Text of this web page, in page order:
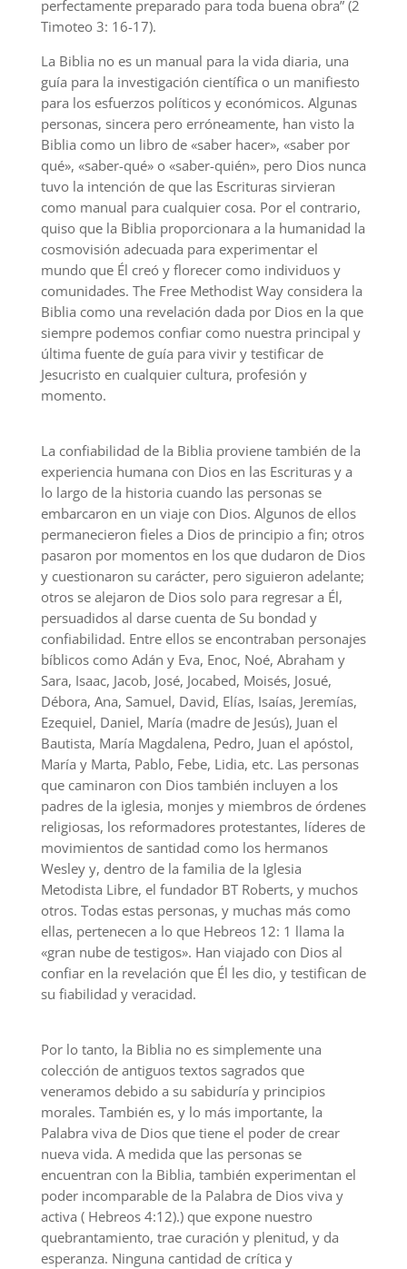
perfectamente preparado para toda buena obra” (2
Timoteo 3: 16-17).
La Biblia no es un manual para la vida diaria, una
guía para la investigación científica o un manifiesto
para los esfuerzos políticos y económicos. Algunas
personas, sincera pero erróneamente, han visto la
Biblia como un libro de «saber hacer», «saber por
qué», «saber-qué» o «saber-quién», pero Dios nunca
tuvo la intención de que las Escrituras sirvieran
como manual para cualquier cosa. Por el contrario,
quiso que la Biblia proporcionara a la humanidad la
cosmovisión adecuada para experimentar el
mundo que Él creó y florecer como individuos y
comunidades. The Free Methodist Way considera la
Biblia como una revelación dada por Dios en la que
siempre podemos confiar como nuestra principal y
última fuente de guía para vivir y testificar de
Jesucristo en cualquier cultura, profesión y
momento.
La confiabilidad de la Biblia proviene también de la
experiencia humana con Dios en las Escrituras y a
lo largo de la historia cuando las personas se
embarcaron en un viaje con Dios. Algunos de ellos
permanecieron fieles a Dios de principio a fin; otros
pasaron por momentos en los que dudaron de Dios
y cuestionaron su carácter, pero siguieron adelante;
otros se alejaron de Dios solo para regresar a Él,
persuadidos al darse cuenta de Su bondad y
confiabilidad. Entre ellos se encontraban personajes
bíblicos como Adán y Eva, Enoc, Noé, Abraham y
Sara, Isaac, Jacob, José, Jocabed, Moisés, Josué,
Débora, Ana, Samuel, David, Elías, Isaías, Jeremías,
Ezequiel, Daniel, María (madre de Jesús), Juan el
Bautista, María Magdalena, Pedro, Juan el apóstol,
María y Marta, Pablo, Febe, Lidia, etc. Las personas
que caminaron con Dios también incluyen a los
padres de la iglesia, monjes y miembros de órdenes
religiosas, los reformadores protestantes, líderes de
movimientos de santidad como los hermanos
Wesley y, dentro de la familia de la Iglesia
Metodista Libre, el fundador BT Roberts, y muchos
otros. Todas estas personas, y muchas más como
ellas, pertenecen a lo que Hebreos 12: 1 llama la
«gran nube de testigos». Han viajado con Dios al
confiar en la revelación que Él les dio, y testifican de
su fiabilidad y veracidad.
Por lo tanto, la Biblia no es simplemente una
colección de antiguos textos sagrados que
veneramos debido a su sabiduría y principios
morales. También es, y lo más importante, la
Palabra viva de Dios que tiene el poder de crear
nueva vida. A medida que las personas se
encuentran con la Biblia, también experimentan el
poder incomparable de la Palabra de Dios viva y
activa ( Hebreos 4:12).) que expone nuestro
quebrantamiento, trae curación y plenitud, y da
esperanza. Ninguna cantidad de crítica y